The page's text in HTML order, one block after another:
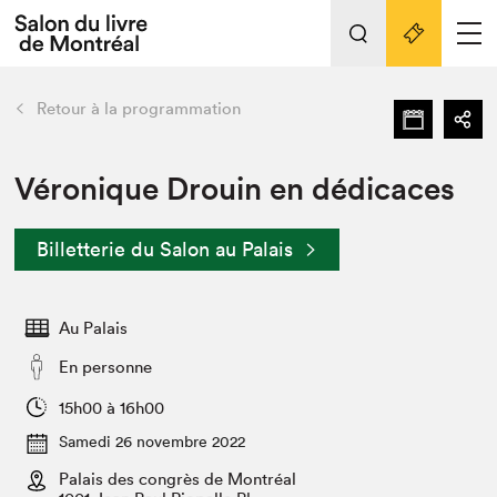
Espace médias
Espace exposant⋅e⋅s
Tout sur l'édition 2022
Actualités
Vidéos et Balados
Club de lecture Braindate
retour Nos activités
Édition 2022
Nous connaître
Projets partenaires 2022
Archives
Liens pratiques
Retour à la programmation
Véronique Drouin en dédicaces
Billetterie du Salon au Palais
Au Palais
En personne
15h00 à 16h00
Samedi 26 novembre 2022
Palais des congrès de Montréal